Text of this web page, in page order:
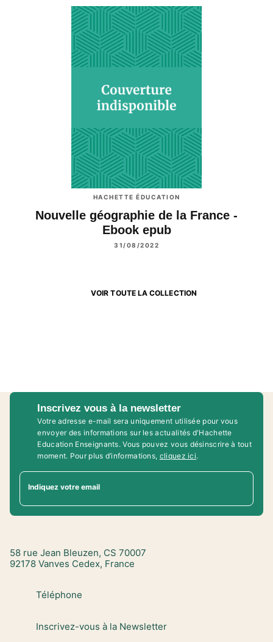
HACHETTE ÉDUCATION
Nouvelle géographie de la France -
Ebook epub
31/08/2022
VOIR TOUTE LA COLLECTION
Inscrivez vous à la newsletter
Votre adresse e-mail sera uniquement utilisée pour vous
envoyer des informations sur les actualités d'Hachette
Education Enseignants. Vous pouvez vous désinscrire à tout
moment. Pour plus d’informations, cliquez ici.
Indiquez votre email
58 rue Jean Bleuzen, CS 70007
92178 Vanves Cedex, France
Téléphone
Inscrivez-vous à la Newsletter